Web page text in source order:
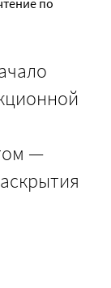
по
—